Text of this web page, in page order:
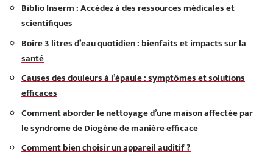
Biblio Inserm : Accédez à des ressources médicales et
scientifiques
Boire 3 litres d’eau quotidien : bienfaits et impacts sur la
santé
Causes des douleurs à l’épaule : symptômes et solutions
efficaces
Comment aborder le nettoyage d’une maison affectée par
le syndrome de Diogène de manière efficace
Comment bien choisir un appareil auditif ?